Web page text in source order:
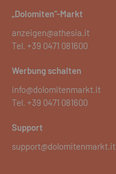
„Dolomiten“-Markt
anzeigen@athesia.it
Tel. +39 0471 081600
Werbung schalten
info@dolomitenmarkt.it
Tel. +39 0471 081600
Support
support@dolomitenmarkt.it